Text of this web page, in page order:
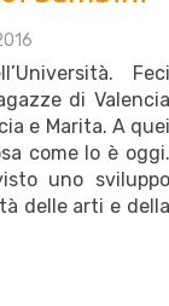
Feci
di Valencia
e Marita. A quei
come lo è oggi.
uno sviluppo
delle arti e della